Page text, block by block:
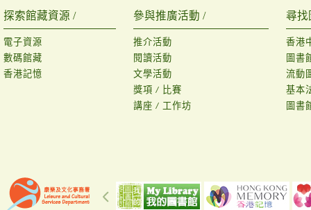
探索館藏資源 /
電子資源
數碼館藏
香港記憶
參與推廣活動 /
推介活動
閱讀活動
文學活動
獎項 / 比賽
講座 / 工作坊
尋找
香港
圖書
流動
基本
圖書